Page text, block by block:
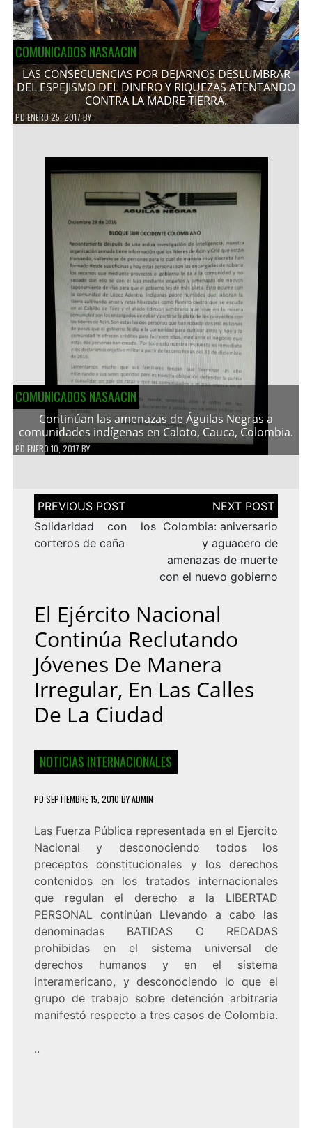
COMUNICADOS NASAACIN
LAS CONSECUENCIAS POR DEJARNOS DESLUMBRAR
DEL ESPEJISMO DEL DINERO Y RIQUEZAS ATENTANDO
CONTRA LA MADRE TIERRA.
PDENERO 25, 2017BY
COMUNICADOS NASAACIN
Continúan las amenazas de Águilas Negras a
comunidades indígenas en Caloto, Cauca, Colombia.
PD ENERO 10, 2017 BY
Navegación
de
entradas
Solidaridad con los
corteros de caña
Colombia: aniversario
y aguacero de
amenazas de muerte
con el nuevo gobierno
El Ejército Nacional
Continúa Reclutando
Jóvenes De Manera
Irregular, En Las Calles
De La Ciudad
NOTICIAS INTERNACIONALES
PD SEPTIEMBRE 15, 2010 BYADMIN
Las Fuerza Pública representada en el Ejercito
Nacional y desconociendo todos los
preceptos constitucionales y los derechos
contenidos en los tratados internacionales
que regulan el derecho a la LIBERTAD
PERSONAL continúan Llevando a cabo las
denominadas BATIDAS O REDADAS
prohibidas en el sistema universal de
derechos humanos y en el sistema
interamericano, y desconociendo lo que el
grupo de trabajo sobre detención arbitraria
manifestó respecto a tres casos de Colombia.
..